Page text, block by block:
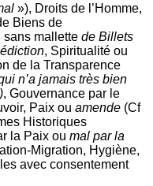
»), Droits de l’Homme,
Biens de
sans mallette de Billets
, Spiritualité ou
de la Transparence
n’a jamais très bien
, Gouvernance par le
Paix ouamende (Cf
Historiques
la Paix ou mal par la
Migration, Hygiène,
avec consentement